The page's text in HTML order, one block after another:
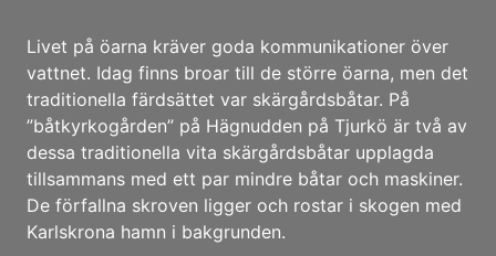
Livet på öarna kräver goda kommunikationer över
vattnet. Idag finns broar till de större öarna, men det
traditionella färdsättet var skärgårdsbåtar. På
”båtkyrkogården” på Hägnudden på Tjurkö är två av
dessa traditionella vita skärgårdsbåtar upplagda
tillsammans med ett par mindre båtar och maskiner.
De förfallna skroven ligger och rostar i skogen med
Karlskrona hamn i bakgrunden.